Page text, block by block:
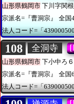
山形県鶴岡市 下川字関
宗派名=『曹洞宗』
全国
法人コード=「
108 全洞寺
山形県鶴岡市 下小中ろ
宗派名=『曹洞宗』
全国
法人コード=「